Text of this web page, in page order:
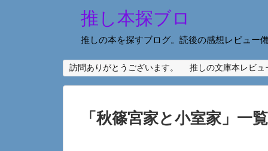
推し本探ブロ
推しの本を探すブログ。読後の感想レビュー
訪問ありがとうございます。 推しの文庫本レビュ
「 秋篠宮家と小室家 」 一覧